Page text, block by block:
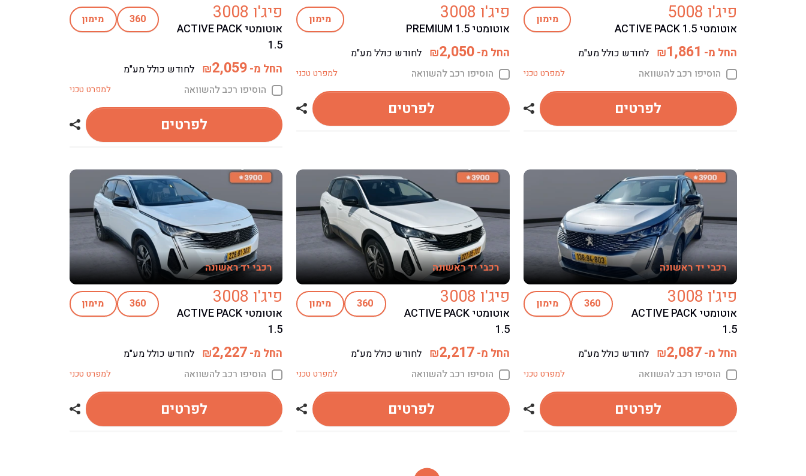
פיג'ו 5008
אוטומטי ACTIVE PACK 1.5
מימון
החל מ- ₪1,861
לחודש כולל מע"מ
הוסיפו רכב להשוואה
למפרט טכני
לפרטים שתף רכב פיג'ו 5008
פיג'ו 3008
אוטומטי PREMIUM 1.5
מימון
החל מ- ₪2,050
לחודש כולל מע"מ
הוסיפו רכב להשוואה
למפרט טכני
לפרטים שתף רכב פיג'ו 3008
פיג'ו 3008
אוטומטי ACTIVE PACK
1.5
360 מימון
החל מ- ₪2,059
לחודש כולל מע"מ
הוסיפו רכב להשוואה
למפרט טכני
לפרטים שתף רכב פיג'ו 3008
רכבי יד ראשונה
פיג'ו 3008
אוטומטי ACTIVE PACK
1.5
360 מימון
החל מ- ₪2,087
לחודש כולל מע"מ
הוסיפו רכב להשוואה
למפרט טכני
לפרטים שתף רכב פיג'ו 3008
רכבי יד ראשונה
פיג'ו 3008
אוטומטי ACTIVE PACK
1.5
360 מימון
החל מ- ₪2,217
לחודש כולל מע"מ
הוסיפו רכב להשוואה
למפרט טכני
לפרטים שתף רכב פיג'ו 3008
רכבי יד ראשונה
פיג'ו 3008
אוטומטי ACTIVE PACK
1.5
360 מימון
החל מ- ₪2,227
לחודש כולל מע"מ
הוסיפו רכב להשוואה
למפרט טכני
לפרטים שתף רכב פיג'ו 3008